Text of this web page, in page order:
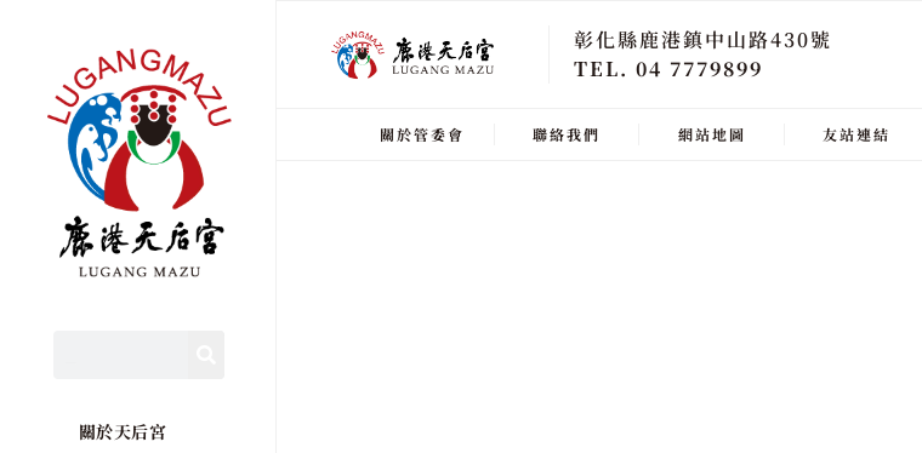
關於天后宮
彰化縣鹿港鎮中山路430號
TEL. 04 7779899
關於管委會 聯絡我們 網站地圖 友站連結